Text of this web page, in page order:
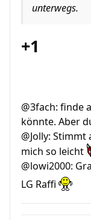
unterwegs.
+1
@3fach: finde
könnte. Aber
@Jolly:
mich so leicht
@lowi2000:
LG Raffi